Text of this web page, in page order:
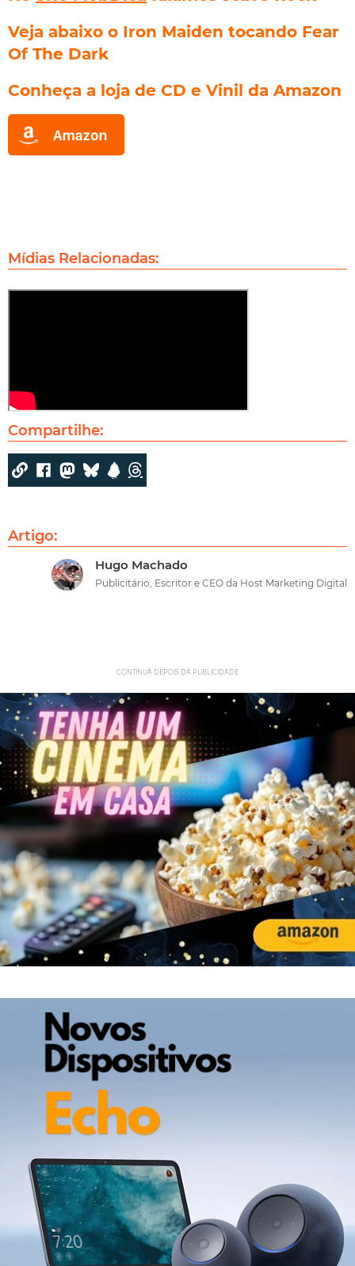
Veja abaixo o Iron Maiden tocando Fear
Of The Dark
Conheça a loja de CD e Vinil da Amazon
Mídias Relacionadas:
Compartilhe:
Artigo:
Hugo Machado
Publicitário, Escritor e CEO da Host Marketing Digital
CONTINUA DEPOIS DA PUBLICIDADE